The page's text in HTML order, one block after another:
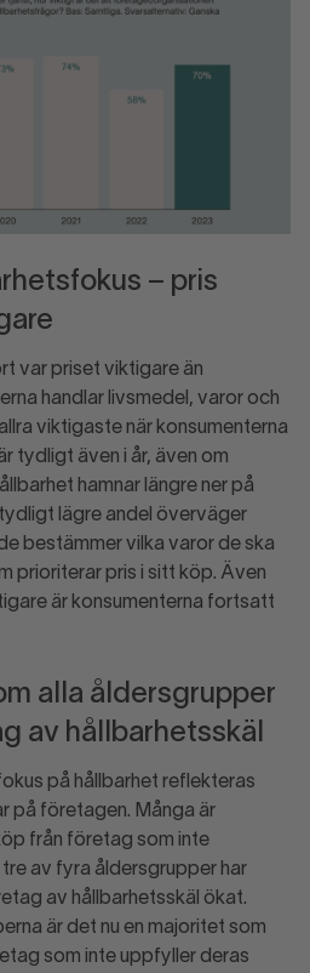
– pris
var priset viktigare än
handlar livsmedel, varor och
viktigaste när konsumenterna
tydligt även i år, även om
hamnar längre ner på
lägre andel överväger
bestämmer vilka varor de ska
prioriterar pris i sitt köp. Även
är konsumenterna fortsatt
alla åldersgrupper
av hållbarhetsskäl
på hållbarhet reflekteras
på företagen. Många är
från företag som inte
av fyra åldersgrupper har
av hållbarhetsskäl ökat.
är det nu en majoritet som
som inte uppfyller deras